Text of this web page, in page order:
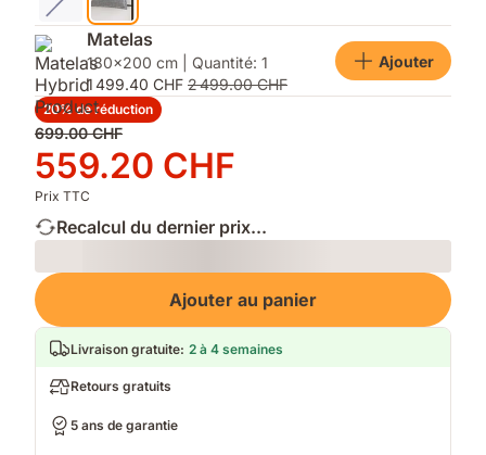
Matelas
180x200 cm | Quantité: 1
1 499.40 CHF 2 499.00 CHF
Ajouter
20% de réduction
Prix
d'origine
699.00 CHF
699.00 CHF
Prix
559.20 CHF
559.20 CHF
Prix TTC
Recalcul du dernier prix...
Loading
Ajouter au panier
Livraison gratuite: 2 à 4 semaines
Retours gratuits
5 ans de garantie